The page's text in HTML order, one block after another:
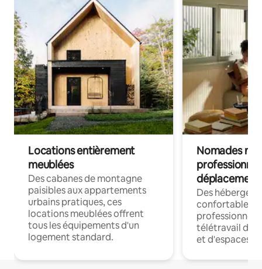
Locations entièrement
meublées
Des cabanes de montagne
paisibles aux appartements
urbains pratiques, ces
locations meublées offrent
tous les équipements d'un
logement standard.
Nomades
déplacement
Des
confortables
professionnels
télétravail
et d'espaces